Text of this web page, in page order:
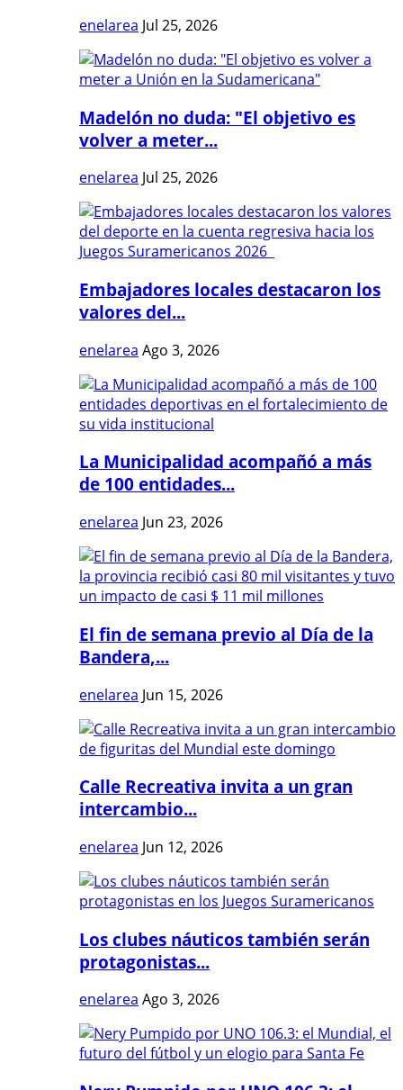
enelarea Jul 25, 2026
Madelón no duda: "El objetivo es
volver a meter...
enelarea Jul 25, 2026
Embajadores locales destacaron los
valores del...
enelarea Ago 3, 2026
La Municipalidad acompañó a más
de 100 entidades...
enelarea Jun 23, 2026
El fin de semana previo al Día de la
Bandera,...
enelarea Jun 15, 2026
Calle Recreativa invita a un gran
intercambio...
enelarea Jun 12, 2026
Los clubes náuticos también serán
protagonistas...
enelarea Ago 3, 2026